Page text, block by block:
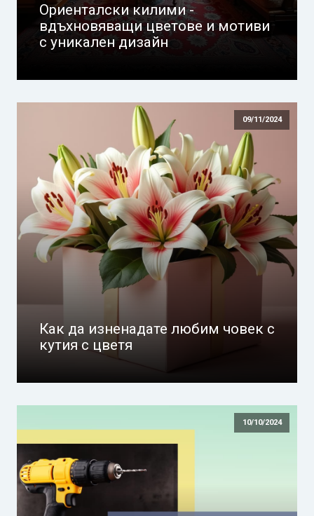
Ориенталски килими -
вдъхновяващи цветове и мотиви
с уникален дизайн
09/11/2024
Как да изненадате любим човек с
кутия с цветя
10/10/2024